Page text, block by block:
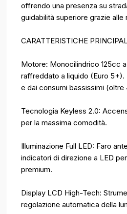
offrendo una presenza su
guidabilità superiore grazie alle
CARATTERISTICHE
Motore: Monocilindrico 125cc
raffreddato a liquido (Euro 5+).
e dai consumi bassissimi (oltre
Tecnologia Keyless 2.0:
per la massima comodità.
Illuminazione Full LED: Faro
indicatori di direzione a LED
premium.
Display LCD High-Tech:
regolazione automatica della